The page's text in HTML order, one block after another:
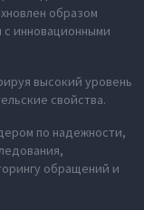
образом
инновационными
высокий уровень
свойства.
по надежности,
обращений и